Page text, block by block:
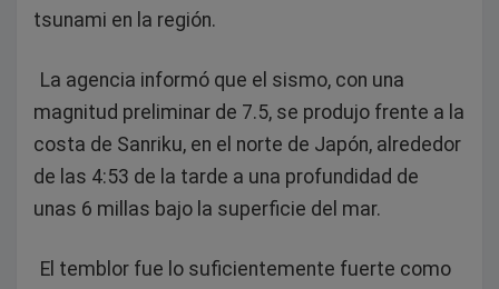
tsunami en la región.
La agencia informó que el sismo, con una
magnitud preliminar de 7.5, se produjo frente a la
costa de Sanriku, en el norte de Japón, alrededor
de las 4:53 de la tarde a una profundidad de
unas 6 millas bajo la superficie del mar.
El temblor fue lo suficientemente fuerte como